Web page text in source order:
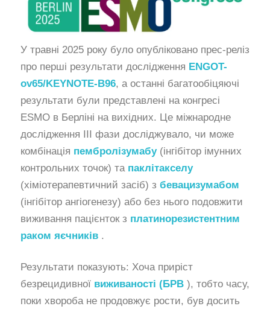
У травні 2025 року було опубліковано прес-реліз
про перші результати дослідження ENGOT-
ov65/KEYNOTE-B96, а останні багатообіцяючі
результати були представлені на конгресі
ESMO в Берліні на вихідних. Це міжнародне
дослідження ІІІ фази досліджувало, чи може
комбінація пембролізумабу(інгібітор імунних
контрольних точок) та паклітакселу
(хіміотерапевтичний засіб) з бевацизумабом
(інгібітор ангіогенезу) або без нього подовжити
виживання пацієнток з платинорезистентним
раком яєчників .
Результати показують: Хоча приріст
безрецидивної виживаності (БРВ ), тобто часу,
поки хвороба не продовжує рости, був досить